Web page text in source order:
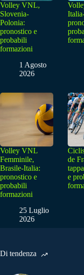
Volley VNL,
Slovenia-
Polonia:
pronostico e
probabili
formazioni
1 Agosto
2026
Volley VNL
Femminile,
Brasile-Italia:
pronostico e
probabili
formazioni
25 Luglio
2026
de
e
Di tendenza